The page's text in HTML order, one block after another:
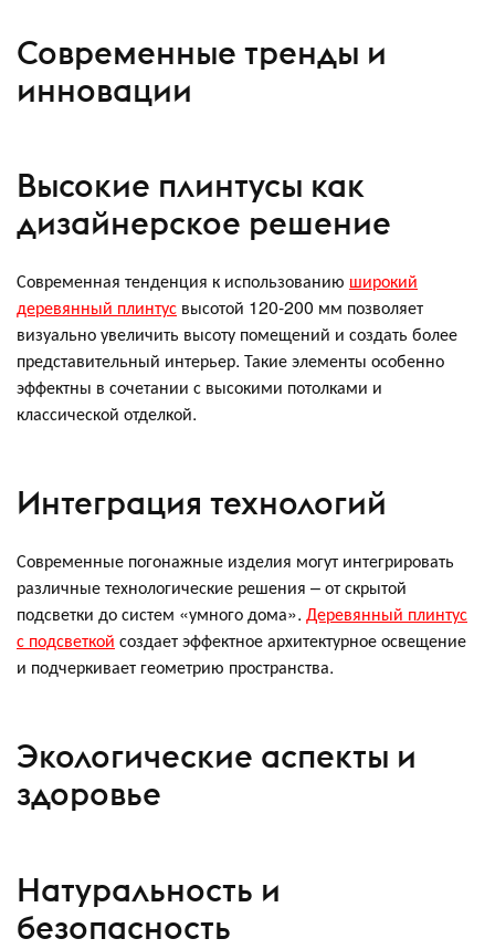
Современные тренды и
инновации
Высокие плинтусы как
дизайнерское решение
Современная тенденция к использованию широкий
деревянный плинтус высотой 120-200 мм позволяет
визуально увеличить высоту помещений и создать более
представительный интерьер. Такие элементы особенно
эффектны в сочетании с высокими потолками и
классической отделкой.
Интеграция технологий
Современные погонажные изделия могут интегрировать
различные технологические решения – от скрытой
подсветки до систем «умного дома». Деревянный плинтус
с подсветкой создает эффектное архитектурное освещение
и подчеркивает геометрию пространства.
Экологические аспекты и
здоровье
Натуральность и
безопасность